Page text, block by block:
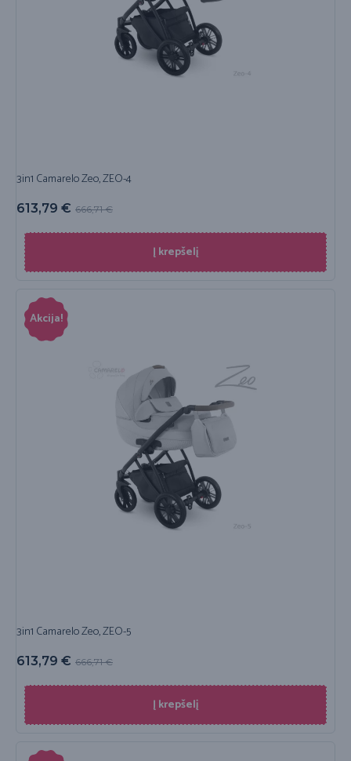
3in1 Camarelo Zeo, ZEO-4
666,71€
613,79 €
Į krepšelį
Akcija!
3in1 Camarelo Zeo, ZEO-5
666,71€
613,79 €
Į krepšelį